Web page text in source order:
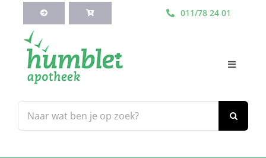
inhoud
011/78 24 01
naar:
Toggle
Webshop